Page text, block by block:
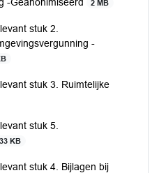
2 MB
stuk 2.
-
stuk 3. Ruimtelijke
stuk 5.
KB
stuk 4. Bijlagen bij